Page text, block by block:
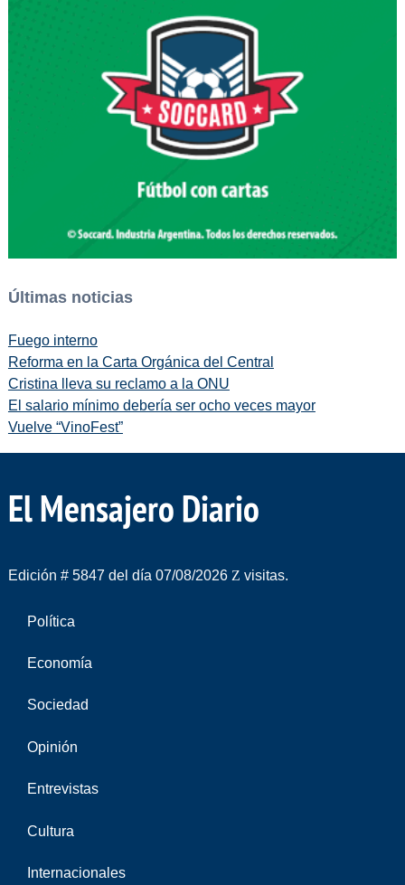
Últimas noticias
Fuego interno
Reforma en la Carta Orgánica del Central
Cristina lleva su reclamo a la ONU
El salario mínimo debería ser ocho veces mayor
Vuelve “VinoFest”
El Mensajero Diario
Edición # 5847 del día 07/08/2026 visitas.
Política
Economía
Sociedad
Opinión
Entrevistas
Cultura
Internacionales